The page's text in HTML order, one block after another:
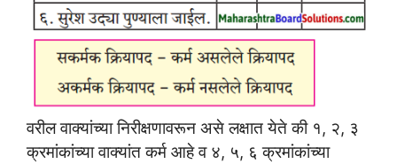
वरील वाक्यांच्या निरीक्षणावरून असे लक्षात येते की १, २, ३
क्रमांकांच्या वाक्यांत कर्म आहे व ४, ५, ६ क्रमांकांच्या